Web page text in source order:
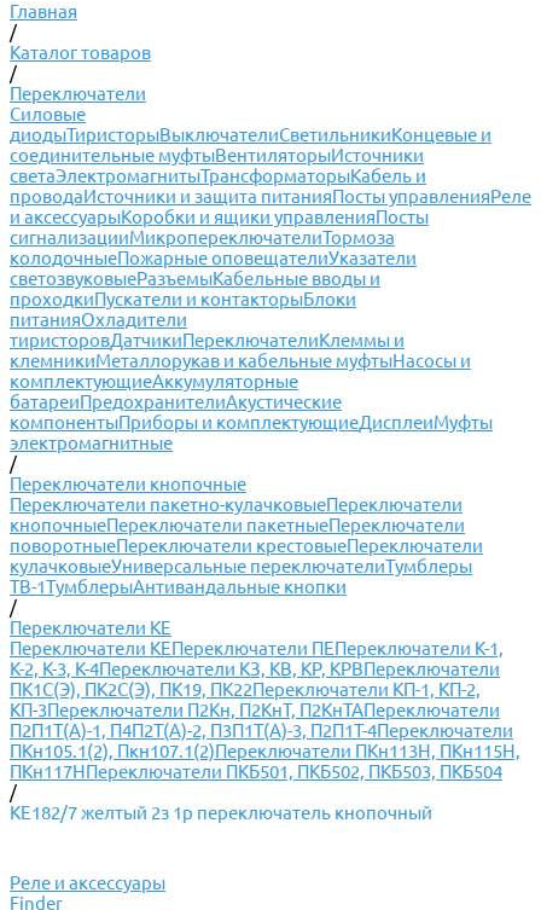
Главная
/
Каталог товаров
/
Переключатели
Силовые
диодыТиристорыВыключателиСветильникиКонцевые и
соединительные муфтыВентиляторыИсточники
светаЭлектромагнитыТрансформаторыКабель и
проводаИсточники и защита питанияПосты управленияРеле
и аксессуарыКоробки и ящики управленияПосты
сигнализацииМикропереключателиТормоза
колодочныеПожарные оповещателиУказатели
светозвуковыеРазъемыКабельные вводы и
проходкиПускатели и контакторыБлоки
питанияОхладители
тиристоровДатчикиПереключателиКлеммы и
клемникиМеталлорукав и кабельные муфтыНасосы и
комплектующиеАккумуляторные
батареиПредохранителиАкустические
компонентыПриборы и комплектующиеДисплеиМуфты
электромагнитные
/
Переключатели кнопочные
Переключатели пакетно-кулачковыеПереключатели
кнопочныеПереключатели пакетныеПереключатели
поворотныеПереключатели крестовыеПереключатели
кулачковыеУниверсальные переключателиТумблеры
ТВ-1ТумблерыАнтивандальные кнопки
/
Переключатели КЕ
Переключатели КЕПереключатели ПЕПереключатели К-1,
К-2, К-3, К-4Переключатели КЗ, КВ, КР, КРВПереключатели
ПК1С(Э), ПК2С(Э), ПК19, ПК22Переключатели КП-1, КП-2,
КП-3Переключатели П2Кн, П2КнТ, П2КнТАПереключатели
П2П1Т(А)-1, П4П2Т(А)-2, П3П1Т(А)-3, П2П1Т-4Переключатели
ПКн105.1(2), Пкн107.1(2)Переключатели ПКн113Н, ПКн115Н,
ПКн117НПереключатели ПКБ501, ПКБ502, ПКБ503, ПКБ504
/
КЕ182/7 желтый 2з 1р переключатель кнопочный
Реле и аксессуары
Finder